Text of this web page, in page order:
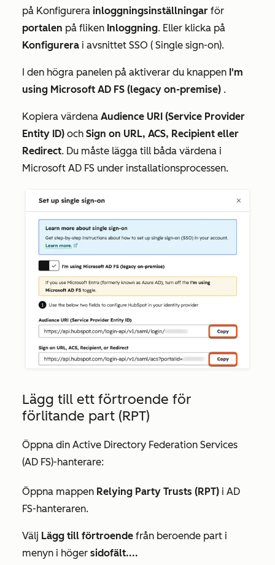
på Konfigurera inloggningsinställningar för
portalen på fliken Inloggning. Eller klicka på
Konfigurera i avsnittet SSO ( Single sign-on).
I den högra panelen på aktiverar du knappen I'm
using Microsoft AD FS (legacy on-premise) .
Kopiera värdena Audience URI (Service Provider
Entity ID) och Sign on URL, ACS, Recipient eller
Redirect. Du måste lägga till båda värdena i
Microsoft AD FS under installationsprocessen.
Lägg till ett förtroende för
förlitande part (RPT)
Öppna din Active Directory Federation Services
(AD FS)-hanterare:
Öppna mappen Relying Party Trusts (RPT) i AD
FS-hanteraren.
Välj Lägg till förtroende från beroende part i
menyn i höger sidofält....